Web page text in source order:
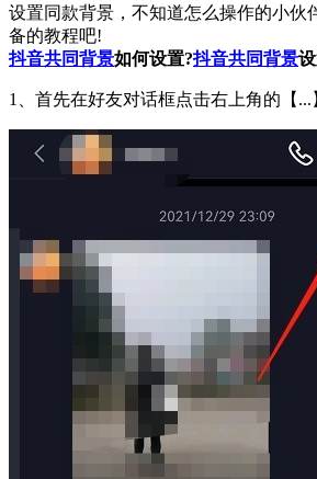
设置同款背景，不知道怎么操作的小伙
备的教程吧!
抖音共同背景如何设置?抖音共同背景
1、首先在好友对话框点击右上角的【...